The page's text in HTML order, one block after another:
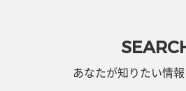
あなたが知りたい情